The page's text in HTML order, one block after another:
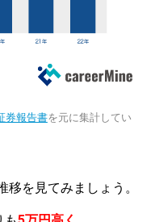
券報告書を元に集計してい
を見てみましょう。